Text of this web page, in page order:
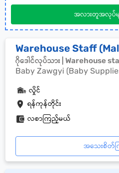
အလားတူအလုပ်မျ
Warehouse Staff
ဂိုဒေါင်လုပ်သား | Warehouse
Baby Zawgyi (Baby
ရန်ကုန်တိုင်း
လှိုင်
လစာကြည့်မယ်
အသေးစိတ်